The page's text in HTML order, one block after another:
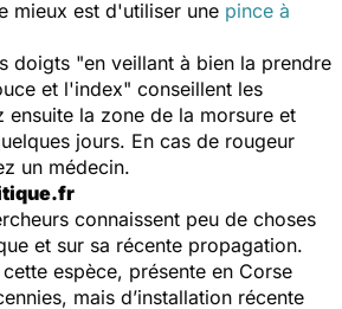
mieux est d'utiliser une pince à
doigts "en veillant à bien la prendre
et l'index" conseillent les
ensuite la zone de la morsure et
jours. En cas de rougeur
un médecin.
connaissent peu de choses
et sur sa récente propagation.
espèce, présente en Corse
mais d’installation récente